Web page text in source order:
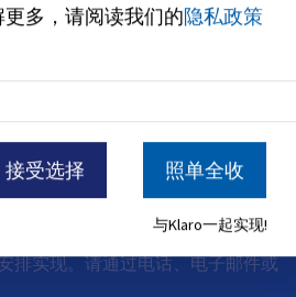
排实现。请通过电话、电子邮件或
多，请阅读我们的隐私政策
接受选择 照单全收
与Klaro一起实现!